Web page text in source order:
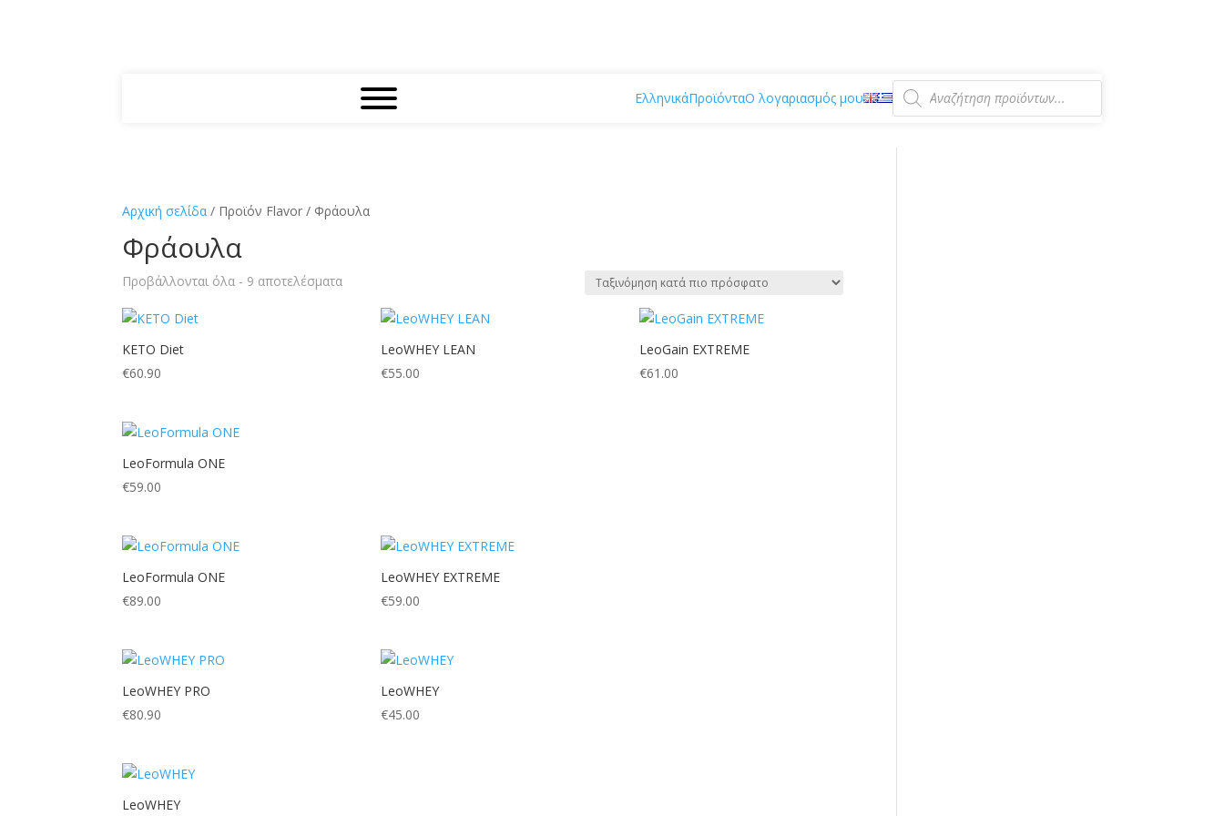
ΕλληνικάΠροϊόνταΟ λογαριασμός μου
Αναζήτηση
προϊόντων
Αρχική σελίδα / Προϊόν Flavor / Φράουλα
Φράουλα
Προβάλλονται όλα - 9 αποτελέσματαSorted
KETO Diet
€60.90
LeoWHEY LEAN
€55.00
LeoGain EXTREME
€61.00
LeoFormula ONE
€59.00
LeoFormula ONE
€89.00
LeoWHEY EXTREME
€59.00
LeoWHEY PRO
€80.90
LeoWHEY
€45.00
LeoWHEY